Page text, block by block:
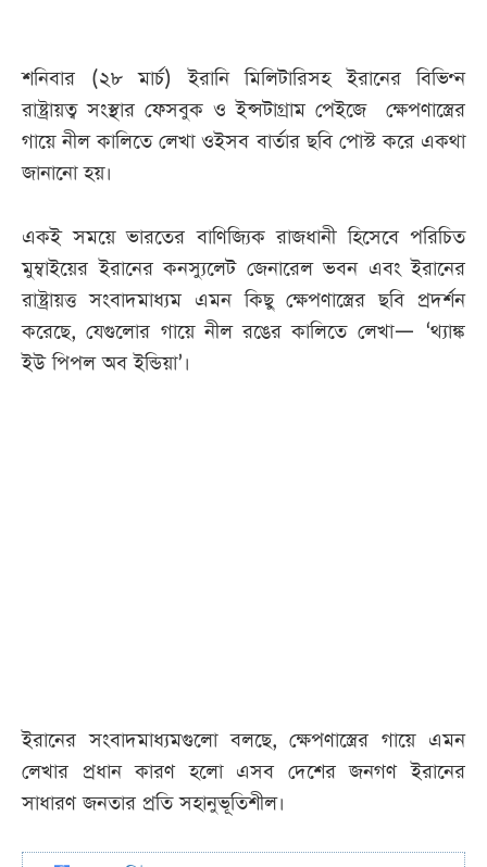
পেপার
শনিবার (২৮ মার্চ) ইরানি মিলিটারিসহ ইরানের বিভিণ্ন
রাষ্ট্রায়ত্ব সংস্থার ফেসবুক ও ইন্সটাগ্রাম পেইজে ক্ষেপণাস্ত্রের
গায়ে নীল কালিতে লেখা ওইসব বার্তার ছবি পোস্ট করে একথা
জানানো হয়।
একই সময়ে ভারতের বাণিজ্যিক রাজধানী হিসেবে পরিচিত
মুম্বাইয়ের ইরানের কনস্যুলেট জেনারেল ভবন এবং ইরানের
রাষ্ট্রায়ত্ত সংবাদমাধ্যম এমন কিছু ক্ষেপণাস্ত্রের ছবি প্রদর্শন
করেছে, যেগুলোর গায়ে নীল রঙের কালিতে লেখা— ‘থ্যাঙ্ক
ইউ পিপল অব ইন্ডিয়া’।
ইরানের সংবাদমাধ্যমগুলো বলছে, ক্ষেপণাস্ত্রের গায়ে এমন
লেখার প্রধান কারণ হলো এসব দেশের জনগণ ইরানের
সাধারণ জনতার প্রতি সহানুভূতিশীল।